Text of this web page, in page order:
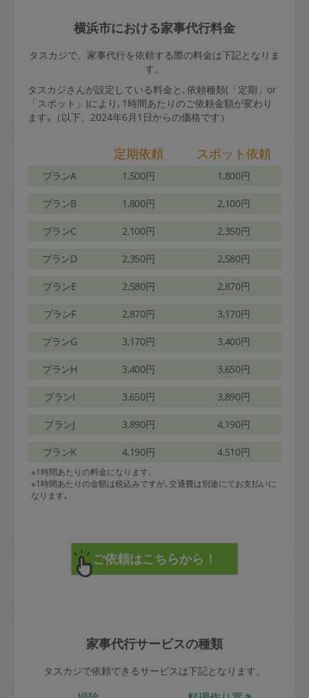
横浜市における家事代行料金
タスカジで、家事代行を依頼する際の料金は下記となりま
す。
タスカジさんが設定している料金と､依頼種類(「定期」or
「スポット」)により､1時間あたりのご依頼金額が変わり
ます｡（以下、2024年6月1日からの価格です）
定期依頼 スポット依頼
プランA 1,500円 1,800円
プランB 1,800円 2,100円
プランC 2,100円 2,350円
プランD 2,350円 2,580円
プランE 2,580円 2,870円
プランF 2,870円 3,170円
プランG 3,170円 3,400円
プランH 3,400円 3,650円
プランI 3,650円 3,890円
プランJ 3,890円 4,190円
プランK 4,190円 4,510円
※1時間あたりの料金になります。
※1時間あたりの金額は税込みですが､交通費は別途にてお支払いに
なります｡
家事代行サービスの種類
タスカジで依頼できるサービスは下記となります。